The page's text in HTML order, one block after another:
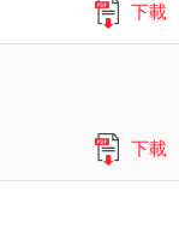
下載
下載